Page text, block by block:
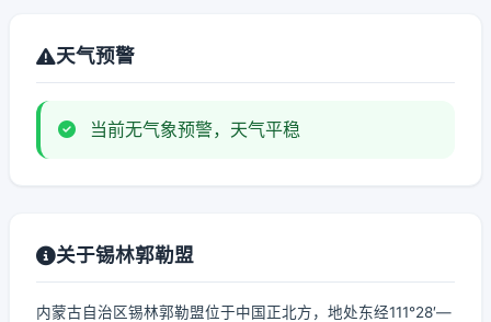
天气预警
当前无气象预警，天气平稳
关于锡林郭勒盟
内蒙古自治区锡林郭勒盟位于中国正北方，地处东经111°28′—